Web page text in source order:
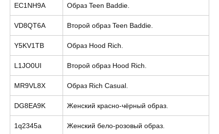
EC1NH9A Образ Teen Baddie.
VD8QT6A Второй образ Teen Baddie.
Y5KV1TB Образ Hood Rich.
L1JO0UI Второй образ Hood Rich.
MR9VL8X Образ Rich Casual.
DG8EA9K Женский красно-чёрный образ.
1q2345a Женский бело-розовый образ.